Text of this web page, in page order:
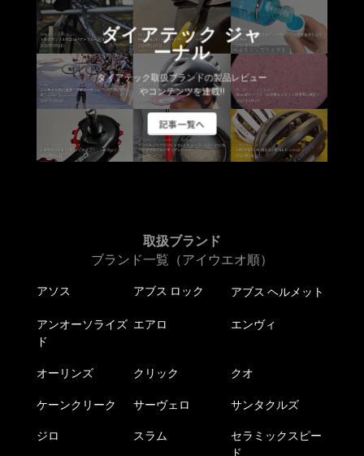
ダイアテック ジャ
ーナル
ダイアテック取扱ブランドの製品レビュー
やコンテンツを連載!!
記事一覧へ
取扱ブランド
ブランド一覧（アイウエオ順）
アソス アブス ロック アブス ヘルメット
アンオーソライズ
ド
エアロ エンヴィ
オーリンズ クリック クオ
ケーンクリーク サーヴェロ サンタクルズ
ジロ スラム
セラミックスピー
ド